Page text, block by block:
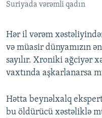
AZADLIQRADIOSU MOBIL
XƏBƏR BÜLLETENLƏRIMIZ
RFE/RL-in bütün
Suriyada vərəmli qadın
Hər il vərəm
və müasir dünyamızın
sayılır. Xroniki ağciyər
vaxtında aşkarlanarsa
Hətta beynəlxalq
bu öldürücü xəstəliklə